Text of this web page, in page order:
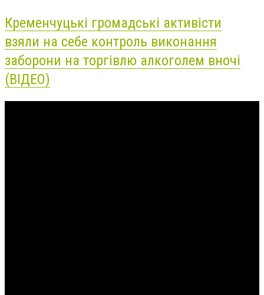
Кременчуцькі громадські активісти
взяли на себе контроль виконання
заборони на торгівлю алкоголем вночі
(ВІДЕО)